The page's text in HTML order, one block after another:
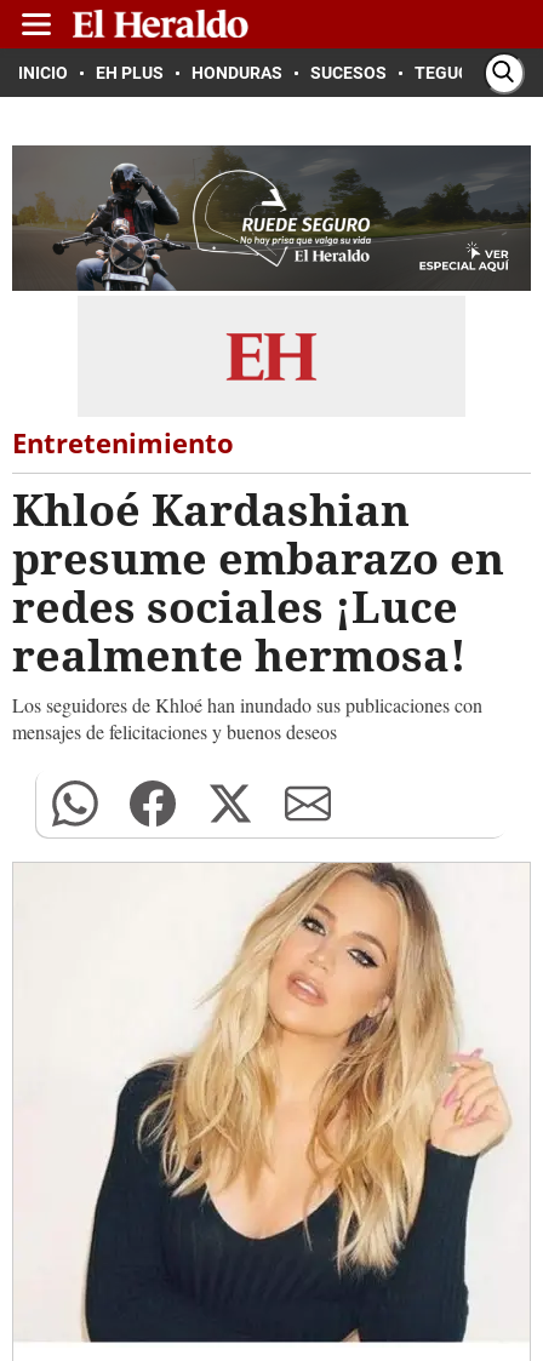
INICIO EH PLUS HONDURAS SUCESOS TEGUCIGALPA
Entretenimiento
Khloé Kardashian
presume embarazo en
redes sociales ¡Luce
realmente hermosa!
Los seguidores de Khloé han inundado sus publicaciones con
mensajes de felicitaciones y buenos deseos